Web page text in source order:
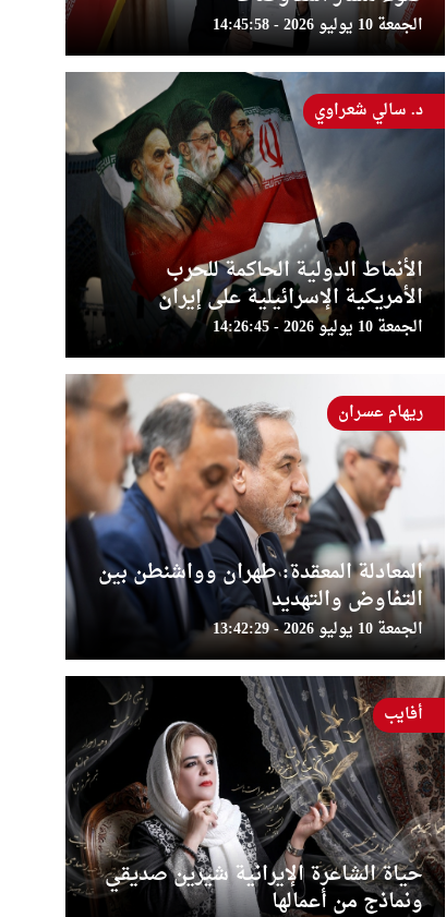
الجمعة 10 يوليو 2026 - 14:45:58
الأنماط الدولية الحاكمة للحرب
الأمريكية الإسرائيلية على إيران
الجمعة 10 يوليو 2026 - 14:26:45
د. سالي شعراوي
المعادلة المعقدة: طهران وواشنطن بين
التفاوض والتهديد
الجمعة 10 يوليو 2026 - 13:42:29
ريهام عسران
حياة الشاعرة الإيرانية شيرين صديقي
ونماذج من أعمالها
أفايب